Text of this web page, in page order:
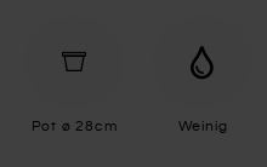
Pot ø 28cm Weinig